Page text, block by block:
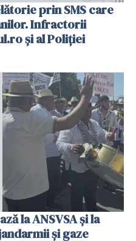
prin SMS care
Infractorii
și al Poliției
la ANSVSA și la
și gaze